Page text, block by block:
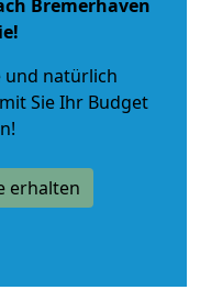
Bremerhaven
und natürlich
Sie Ihr Budget
erhalten